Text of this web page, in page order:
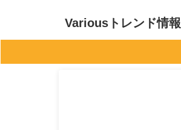
Variousトレンド情報